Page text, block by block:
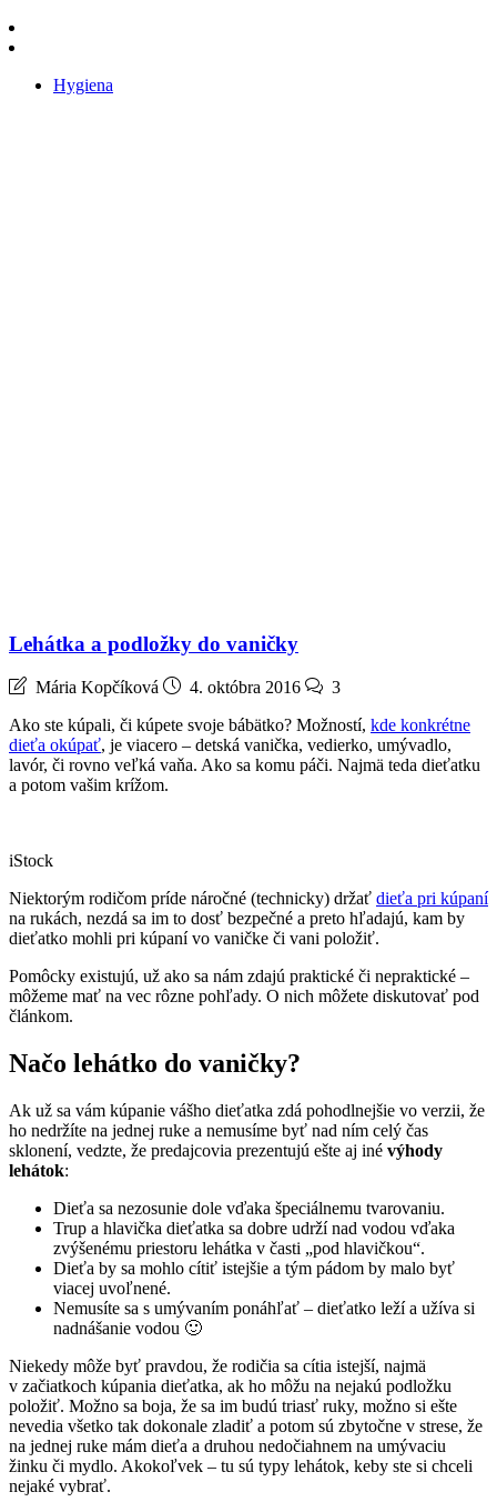
Hygiena
Lehátka a podložky do vaničky
Mária Kopčíková 4. októbra 2016
3
Ako ste kúpali, či kúpete svoje bábätko? Možností, kde konkrétne
dieťa okúpať, je viacero – detská vanička, vedierko, umývadlo,
lavór, či rovno veľká vaňa. Ako sa komu páči. Najmä teda dieťatku
a potom vašim krížom.
iStock
Niektorým rodičom príde náročné (technicky) držať dieťa pri kúpaní
na rukách, nezdá sa im to dosť bezpečné a preto hľadajú, kam by
dieťatko mohli pri kúpaní vo vaničke či vani položiť.
Pomôcky existujú, už ako sa nám zdajú praktické či nepraktické –
môžeme mať na vec rôzne pohľady. O nich môžete diskutovať pod
článkom.
Načo lehátko do vaničky?
Ak už sa vám kúpanie vášho dieťatka zdá pohodlnejšie vo verzii, že
ho nedržíte na jednej ruke a nemusíme byť nad ním celý čas
sklonení, vedzte, že predajcovia prezentujú ešte aj iné výhody
lehátok:
Dieťa sa nezosunie dole vďaka špeciálnemu tvarovaniu.
Trup a hlavička dieťatka sa dobre udrží nad vodou vďaka
zvýšenému priestoru lehátka v časti „pod hlavičkou“.
Dieťa by sa mohlo cítiť istejšie a tým pádom by malo byť
viacej uvoľnené.
Nemusíte sa s umývaním ponáhľať – dieťatko leží a užíva si
nadnášanie vodou 🙂
Niekedy môže byť pravdou, že rodičia sa cítia istejší, najmä
v začiatkoch kúpania dieťatka, ak ho môžu na nejakú podložku
položiť. Možno sa boja, že sa im budú triasť ruky, možno si ešte
nevedia všetko tak dokonale zladiť a potom sú zbytočne v strese, že
na jednej ruke mám dieťa a druhou nedočiahnem na umývaciu
žinku či mydlo. Akokoľvek – tu sú typy lehátok, keby ste si chceli
nejaké vybrať.